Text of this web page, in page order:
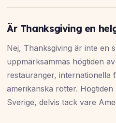
Är Thanksgiving en
Nej, Thanksgiving är inte en
uppmärksammas högtiden
restauranger, internationella
amerikanska rötter.
Sverige, delvis tack vare